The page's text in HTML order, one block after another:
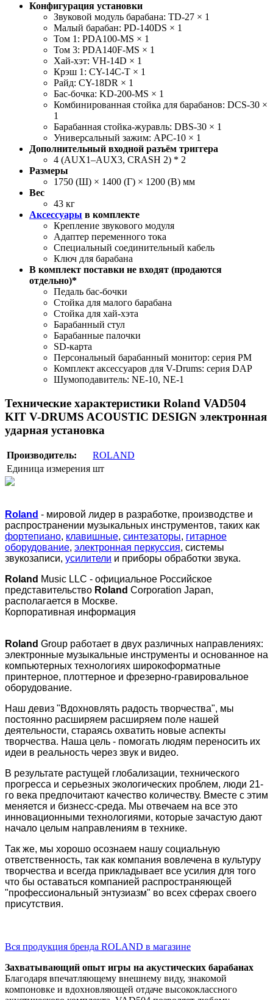
Конфигурация установки
Звуковой модуль барабана: TD-27 × 1
Малый барабан: PD-140DS × 1
Том 1: PDA100-MS × 1
Том 3: PDA140F-MS × 1
Хай-хэт: VH-14D × 1
Крэш 1: CY-14C-T × 1
Райд: CY-18DR × 1
Бас-бочка: KD-200-MS × 1
Комбинированная стойка для барабанов: DCS-30 ×
1
Барабанная стойка-журавль: DBS-30 × 1
Универсальный зажим: APC-10 × 1
Дополнительный входной разъём триггера
4 (AUX1–AUX3, CRASH 2) * 2
Размеры
1750 (Ш) × 1400 (Г) × 1200 (В) мм
Вес
43 кг
Аксессуары в комплекте
Крепление звукового модуля
Адаптер переменного тока
Специальный соединительный кабель
Ключ для барабана
В комплект поставки не входят (продаются
отдельно)*
Педаль бас-бочки
Стойка для малого барабана
Стойка для хай-хэта
Барабанный стул
Барабанные палочки
SD-карта
Персональный барабанный монитор: серия PM
Комплект аксессуаров для V-Drums: серия DAP
Шумоподавитель: NE-10, NE-1
Технические характеристики Roland VAD504
KIT V-DRUMS ACOUSTIC DESIGN электронная
ударная установка
Производитель:
ROLAND
Единица измерения шт
Roland - мировой лидер в разработке, производстве и
распространении музыкальных инструментов, таких как
фортепиано, клавишные, синтезаторы, гитарное
оборудование, электронная перкуссия, системы
звукозаписи, усилители и приборы обработки звука.
Roland Music LLC - официальное Российское
представительство Roland Corporation Japan,
располагается в Москве.
Корпоративная информация
Roland Group работает в двух различных направлениях:
электронные музыкальные инструменты и основанное на
компьютерных технологиях широкоформатные
принтерное, плоттерное и фрезерно-гравировальное
оборудование.
Наш девиз "Вдохновлять радость творчества", мы
постоянно расширяем расширяем поле нашей
деятельности, стараясь охватить новые аспекты
творчества. Наша цель - помогать людям переносить их
идеи в реальность через звук и видео.
В результате растущей глобализации, технического
прогресса и серьезных экологических проблем, люди 21-
го века предпочитают качество количеству. Вместе с этим
меняется и бизнесс-среда. Мы отвечаем на все это
инновационными технологиями, которые зачастую дают
начало целым направлениям в технике.
Так же, мы хорошо осознаем нашу социальную
ответственность, так как компания вовлечена в культуру
творчества и всегда прикладывает все усилия для того
что бы оставаться компанией распространяющей
"профессиональный энтузиазм" во всех сферах своего
присутствия.
Вся продукция бренда ROLAND в магазине
Захватывающий опыт игры на акустических барабанах
Благодаря впечатляющему внешнему виду, знакомой
компоновке и вдохновляющей отдаче высококлассного